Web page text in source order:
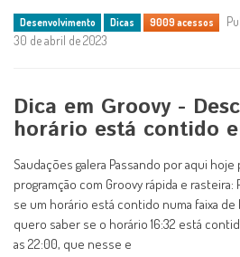
Desenvolvimento Dicas 9009 acessos
30 de abril de 2023
Dica em Groovy -
horário está contido
Saudações galera Passando por aqui hoje
programção com Groovy rápida e
se um horário está contido numa faixa de
quero saber se o horário 16:32 está
as 22:00, que nesse e